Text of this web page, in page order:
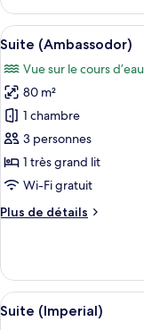
très
grand
lit,
vue
sur
la
ville,
en
coin
Chambre
exécutive,
1
grand
lit,
vue
sur
la
ville,
en
coin
Afficher
toutes
les
photos
pour
ce
type
de
chambre :
Suite
10
Suite (Ambassodor)
Vue sur le cours d’eau
80 m²
1 chambre
3 personnes
1 très grand lit
Wi-Fi gratuit
Plus de détails
Plus
Suite
(Ambassodor)
Afficher
toutes
9
Suite (Imperial)